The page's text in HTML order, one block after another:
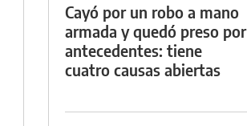
Cayó por un robo a mano
armada y quedó preso por
antecedentes: tiene
cuatro causas abiertas